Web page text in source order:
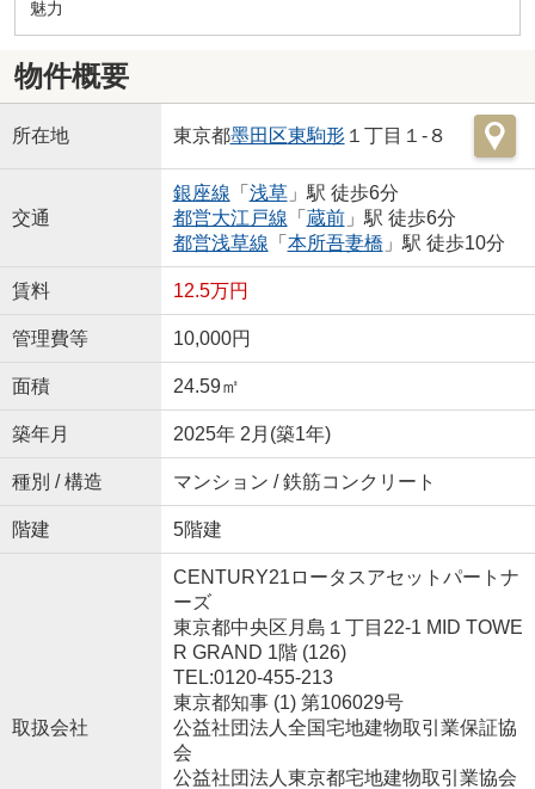
魅力
物件概要
所在地 東京都墨田区東駒形１丁目１-８
交通
銀座線 「 浅草」駅 徒歩6分
都営大江戸線 「 蔵前」駅 徒歩6分
都営浅草線 「 本所吾妻橋 」駅 徒歩10分
賃料 12.5万円
管理費等 10,000円
面積 24.59㎡
築年月 2025年 2月(築1年)
種別 / 構造 マンション / 鉄筋コンクリート
階建 5階建
取扱会社
CENTURY21ロータスアセットパートナ
ーズ
東京都中央区月島１丁目22-1 MID TOWE
R GRAND 1階 (126)
TEL:0120-455-213
東京都知事 (1) 第106029号
公益社団法人全国宅地建物取引業保証協
会
公益社団法人東京都宅地建物取引業協会